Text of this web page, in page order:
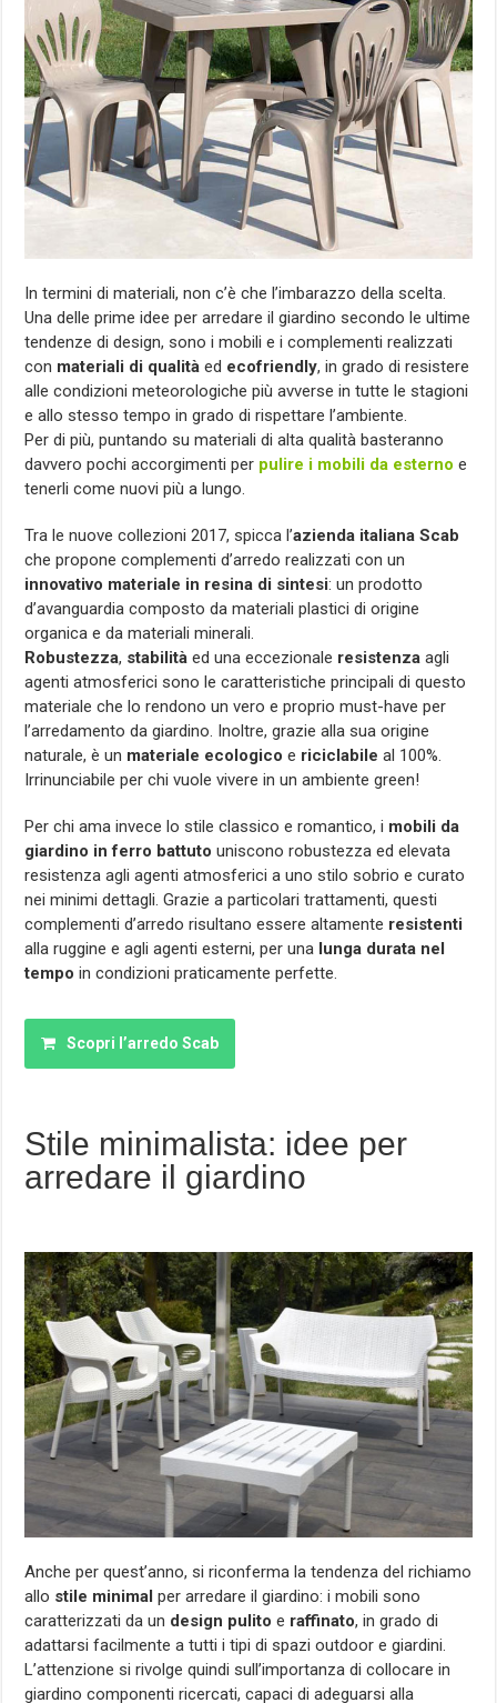
In termini di materiali, non c’è che l’imbarazzo della scelta.
Una delle prime idee per arredare il giardino secondo le ultime
tendenze di design, sono i mobili e i complementi realizzati
con materiali di qualità ed ecofriendly, in grado di resistere
alle condizioni meteorologiche più avverse in tutte le stagioni
e allo stesso tempo in grado di rispettare l’ambiente.
Per di più, puntando su materiali di alta qualità basteranno
davvero pochi accorgimenti per pulire i mobili da esterno e
tenerli come nuovi più a lungo.
Tra le nuove collezioni 2017, spicca l’azienda italiana Scab
che propone complementi d’arredo realizzati con un
innovativo materiale in resina di sintesi: un prodotto
d’avanguardia composto da materiali plastici di origine
organica e da materiali minerali.
Robustezza, stabilità ed una eccezionale resistenza agli
agenti atmosferici sono le caratteristiche principali di questo
materiale che lo rendono un vero e proprio must-have per
l’arredamento da giardino. Inoltre, grazie alla sua origine
naturale, è un materiale ecologico e riciclabile al 100%.
Irrinunciabile per chi vuole vivere in un ambiente green!
Per chi ama invece lo stile classico e romantico, i mobili da
giardino in ferro battuto uniscono robustezza ed elevata
resistenza agli agenti atmosferici a uno stilo sobrio e curato
nei minimi dettagli. Grazie a particolari trattamenti, questi
complementi d’arredo risultano essere altamente resistenti
alla ruggine e agli agenti esterni, per una lunga durata nel
tempo in condizioni praticamente perfette.
Scopri l’arredo Scab
Stile minimalista: idee per
arredare il giardino
Anche per quest’anno, si riconferma la tendenza del richiamo
allo stile minimal per arredare il giardino: i mobili sono
caratterizzati da un design pulito e raffinato, in grado di
adattarsi facilmente a tutti i tipi di spazi outdoor e giardini.
L’attenzione si rivolge quindi sull’importanza di collocare in
giardino componenti ricercati, capaci di adeguarsi alla